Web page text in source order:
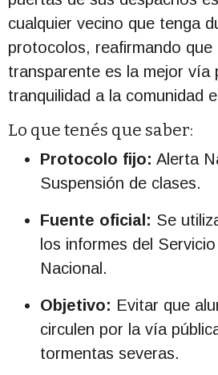
cualquier vecino que tenga
protocolos, reafirmando que
transparente es la mejor vía
tranquilidad a la comunidad
Lo que tenés que saber:
Protocolo fijo: Alerta
Suspensión de clases.
Fuente oficial: Se
los informes del
Nacional.
Objetivo: Evitar que
circulen por la vía
tormentas severas.